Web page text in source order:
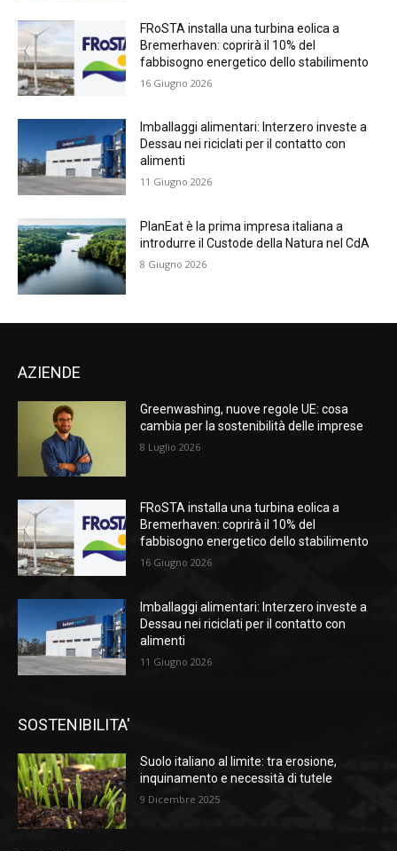
FRoSTA installa una turbina eolica a
Bremerhaven: coprirà il 10% del
fabbisogno energetico dello stabilimento
16 Giugno 2026
Imballaggi alimentari: Interzero investe a
Dessau nei riciclati per il contatto con
alimenti
11 Giugno 2026
PlanEat è la prima impresa italiana a
introdurre il Custode della Natura nel CdA
8 Giugno 2026
AZIENDE
Greenwashing, nuove regole UE: cosa
cambia per la sostenibilità delle imprese
8 Luglio 2026
FRoSTA installa una turbina eolica a
Bremerhaven: coprirà il 10% del
fabbisogno energetico dello stabilimento
16 Giugno 2026
Imballaggi alimentari: Interzero investe a
Dessau nei riciclati per il contatto con
alimenti
11 Giugno 2026
SOSTENIBILITA'
Suolo italiano al limite: tra erosione,
inquinamento e necessità di tutele
9 Dicembre 2025